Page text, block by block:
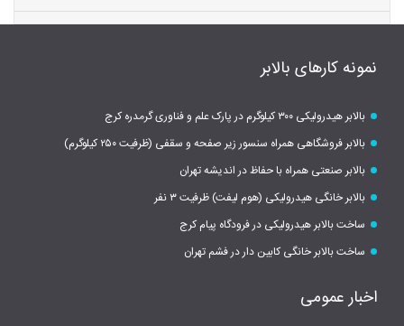
نمونه کارهای بالابر
بالابر هیدرولیکی ۳۰۰ کیلوگرم در پارک علم و فناوری گرمدره کرج
بالابر فروشگاهی همراه سنسور زیر صفحه و سقفی (ظرفیت ۲۵۰ کیلوگرم)
بالابر صنعتی همراه با حفاظ در اندیشه تهران
بالابر خانگی هیدرولیکی (هوم لیفت) ظرفیت ۳ نفر
ساخت بالابر هیدرولیکی در فرودگاه پیام کرج
ساخت بالابر خانگی کابین دار در فشم تهران
اخبار عمومی